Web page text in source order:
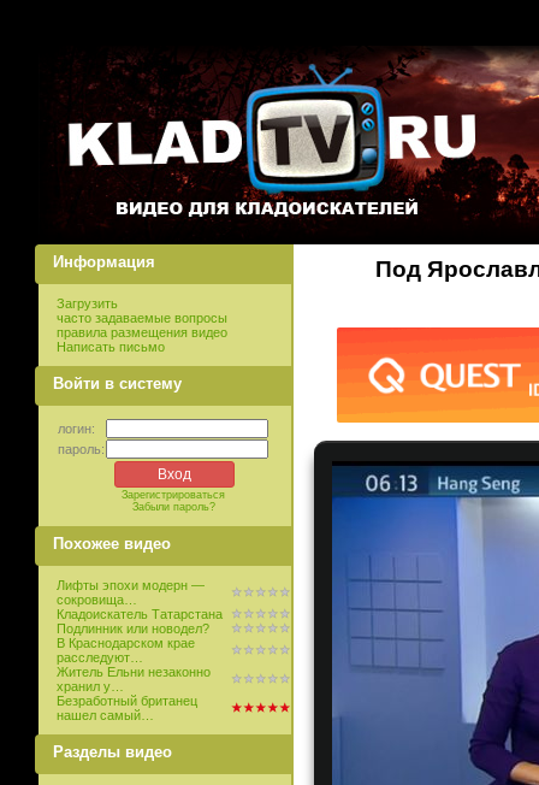
Информация
Загрузить
часто задаваемые вопросы
правила размещения видео
Написать письмо
Войти в систему
логин:
пароль:
Зарегистрироваться
Забыли пароль?
Похожее видео
Лифты эпохи модерн —
сокровища…
Кладоискатель Татарстана
Подлинник или новодел?
В Краснодарском крае
расследуют…
Житель Ельни незаконно
хранил у…
Безработный британец
нашел самый…
Разделы видео
Под